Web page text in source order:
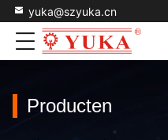
yuka@szyuka.cn
Producten